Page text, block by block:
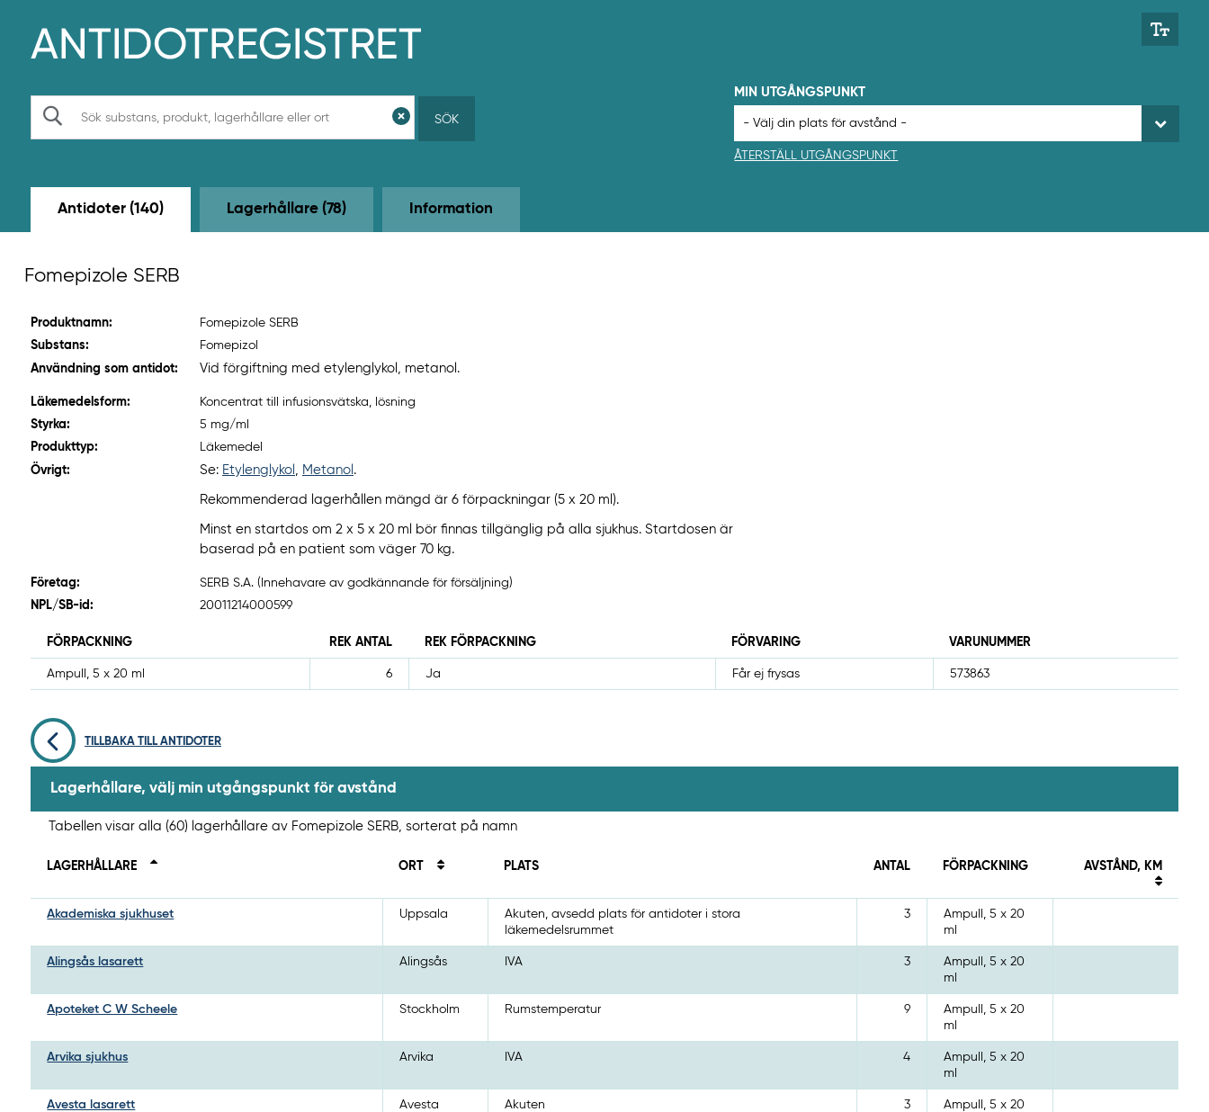
p
d
n
å
l
e
SÖK
MIN UTGÅNGSPUNKT
ÅTERSTÄLL UTGÅNGSPUNKT
Antidoter (140) Lagerhållare (78) Information
Fomepizole SERB
Produktnamn:
Fomepizole SERB
Substans:
Fomepizol
Användning som antidot:
Vid förgiftning med etylenglykol, metanol.
Läkemedelsform:
Koncentrat till infusionsvätska, lösning
Styrka:
5 mg/ml
Produkttyp:
Läkemedel
Övrigt:
Se: Etylenglykol , Metanol .
Rekommenderad lagerhållen mängd är 6 förpackningar (5 x 20 ml).
Minst en startdos om 2 x 5 x 20 ml bör finnas tillgänglig på alla sjukhus. Startdosen är
baserad på en patient som väger 70 kg.
Företag:
SERB S.A. (Innehavare av godkännande för försäljning)
NPL/SB-id:
20011214000599
FÖRPACKNING REK ANTAL REK FÖRPACKNING FÖRVARING VARUNUMMER
Ampull, 5 x 20 ml 6 Ja Får ej frysas 573863
TILLBAKA TILL ANTIDOTER
Lagerhållare, välj min utgångspunkt för avstånd
Tabellen visar alla (60) lagerhållare av Fomepizole SERB, sorterat på namn
LAGERHÅLLARE ORT PLATS ANTAL FÖRPACKNING AVSTÅND, KM
Akademiska sjukhuset Uppsala
Akuten, avsedd plats för antidoter i stora
läkemedelsrummet
3
Ampull, 5 x 20
ml
Alingsås lasarett Alingsås IVA 3
Ampull, 5 x 20
ml
Apoteket C W Scheele Stockholm Rumstemperatur 9
Ampull, 5 x 20
ml
Arvika sjukhus Arvika IVA 4
Ampull, 5 x 20
ml
Avesta lasarett Avesta Akuten 3
Ampull, 5 x 20